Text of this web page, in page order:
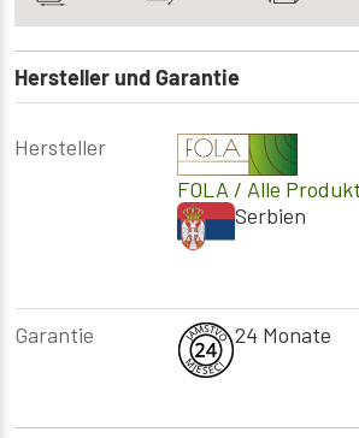
Hersteller und Garantie
Hersteller
FOLA / Alle
Serbien
Garantie 24 Monate